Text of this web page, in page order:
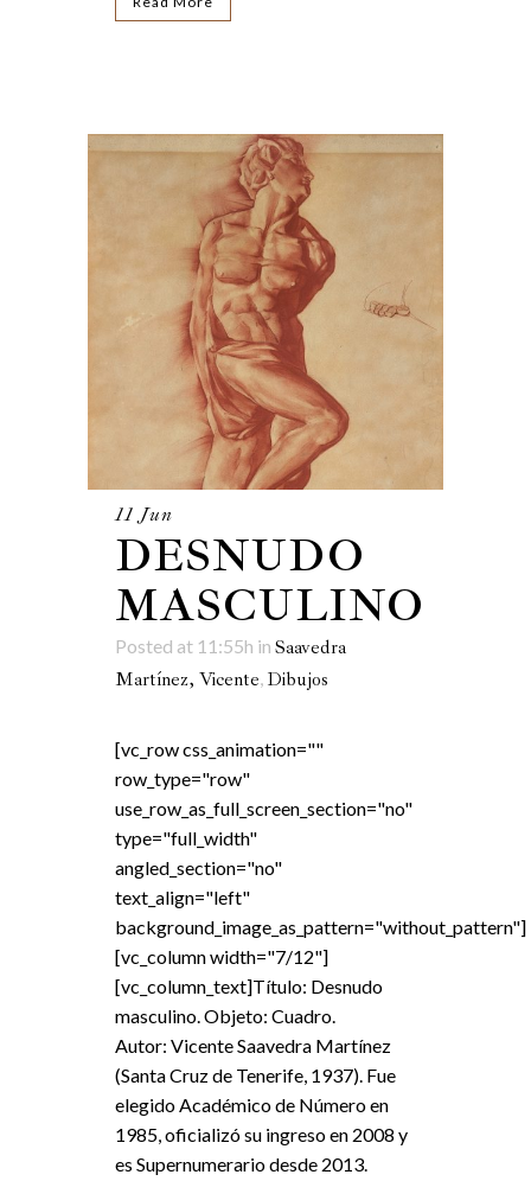
11 Jun
DESNUDO
MASCULINO
Posted at 11:55h in Saavedra
Martínez, Vicente, Dibujos
[vc_row css_animation=""
row_type="row"
use_row_as_full_screen_section="no"
type="full_width"
angled_section="no"
text_align="left"
background_image_as_pattern="without_pattern"]
[vc_column width="7/12"]
[vc_column_text]Título: Desnudo
masculino. Objeto: Cuadro.
Autor: Vicente Saavedra Martínez
(Santa Cruz de Tenerife, 1937). Fue
elegido Académico de Número en
1985, oficializó su ingreso en 2008 y
es Supernumerario desde 2013.